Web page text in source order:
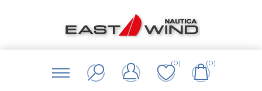
(0) (0)